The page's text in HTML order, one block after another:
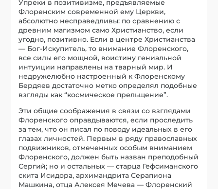
Упреки в позитивизме, предъявляемые
Флоренским современной ему Церкви,
абсолютно несправедливы: по сравнению с
древним магизмом само Христианство, если
угодно, позитивно. Если в центре Христианства
— Бог-Искупитель, то внимание Флоренского,
все силы его мощной, воистину гениальной
интуиции направлены на тварный мир. И
недружелюбно настроенный к Флоренскому
Бердяев достаточно метко определял подобные
взгляды как “космическое прельщение”.
Эти общие соображения в связи со взглядами
Флоренского оправдываются, если проследить
за тем, что он писал по поводу идеальных в его
глазах личностей. Первым в ряду православных
подвижников, отмеченных особым вниманием
Флоренского, должен быть назван преподобный
Сергий; но и остальных — старца Гефсиманского
скита Исидора, архимандрита Серапиона
Машкина, отца Алексея Мечева — Флоренский